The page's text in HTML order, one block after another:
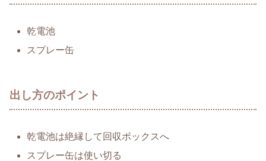
乾電池
スプレー缶
出し方のポイント
乾電池は絶縁して回収ボックスへ
スプレー缶は使い切る